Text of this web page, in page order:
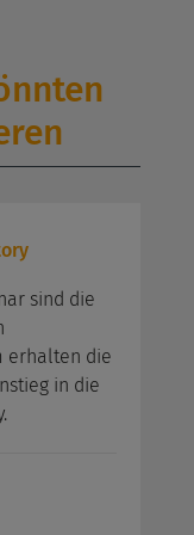
sind die
erhalten die
in die